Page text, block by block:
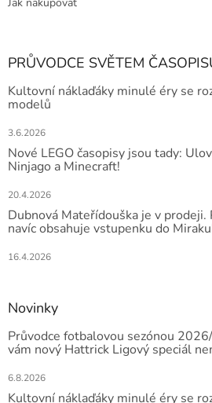
PRŮVODCE SVĚTEM
Kultovní náklaďáky minulé éry se
modelů
3.6.2026
Nové LEGO časopisy jsou tady:
Ninjago a Minecraft!
20.4.2026
Dubnová Mateřídouška je v
navíc obsahuje vstupenku do
16.4.2026
Novinky
Průvodce fotbalovou sezónou
vám nový Hattrick Ligový speciál
6.8.2026
Kultovní náklaďáky minulé éry se